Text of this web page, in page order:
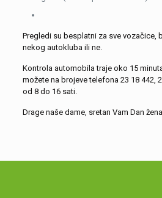
Pregledi su besplatni za sve vozačice,
nekog autokluba ili ne.
Kontrola automobila traje oko 15
možete na brojeve telefona 23 18 442,
od 8 do 16 sati.
Drage naše dame, sretan Vam Dan žena.